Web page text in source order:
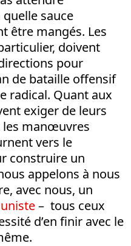
sauce
être mangés. Les
doivent
pour
de bataille offensif
radical. Quant aux
exiger de leurs
les manœuvres
vers le
construire un
appelons à nous
avec nous, un
– tous ceux
d’en finir avec le